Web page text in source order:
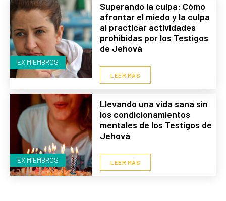
EX MIEMBROS
Superando la culpa: Cómo
afrontar el miedo y la culpa
al practicar actividades
prohibidas por los Testigos
de Jehová
LEER MÁS
EX MIEMBROS
Llevando una vida sana sin
los condicionamientos
mentales de los Testigos de
Jehová
LEER MÁS